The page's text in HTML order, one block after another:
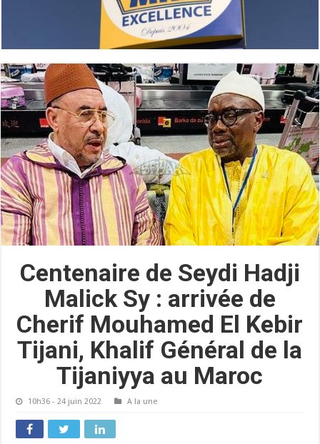
Centenaire de Seydi Hadji
Malick Sy : arrivée de
Cherif Mouhamed El Kebir
Tijani, Khalif Général de la
Tijaniyya au Maroc
10h36 - 24 juin 2022 A la une